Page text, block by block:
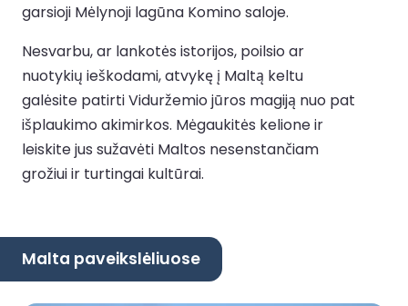
garsioji Mėlynoji lagūna Komino saloje.
Nesvarbu, ar lankotės istorijos, poilsio ar
nuotykių ieškodami, atvykę į Maltą keltu
galėsite patirti Viduržemio jūros magiją nuo pat
išplaukimo akimirkos. Mėgaukitės kelione ir
leiskite jus sužavėti Maltos nesenstančiam
grožiui ir turtingai kultūrai.
Malta paveikslėliuose